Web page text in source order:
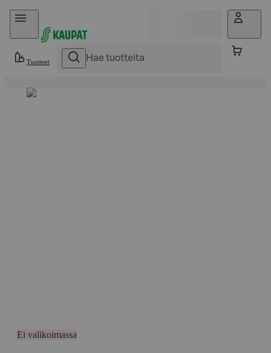
Hyppää sisältöön
Tuotteet
Ei valikoimassa